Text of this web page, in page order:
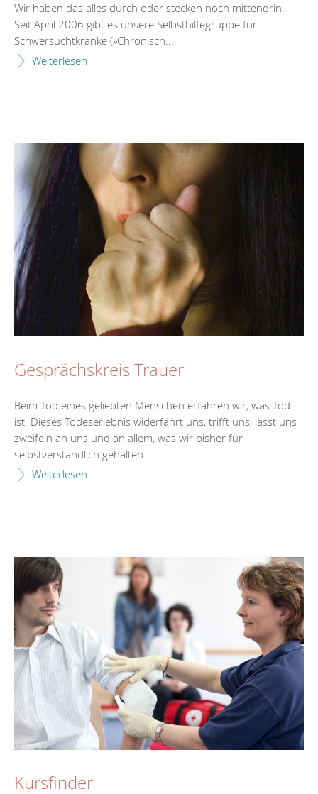
Wir haben das alles durch oder stecken noch mittendrin.
Seit April 2006 gibt es unsere Selbsthilfegruppe für
Schwersuchtkranke (»Chronisch...
Weiterlesen
Gesprächskreis Trauer
Beim Tod eines geliebten Menschen erfahren wir, was Tod
ist. Dieses Todeserlebnis widerfährt uns, trifft uns, lässt uns
zweifeln an uns und an allem, was wir bisher für
selbstverständlich gehalten...
Weiterlesen
Kursfinder